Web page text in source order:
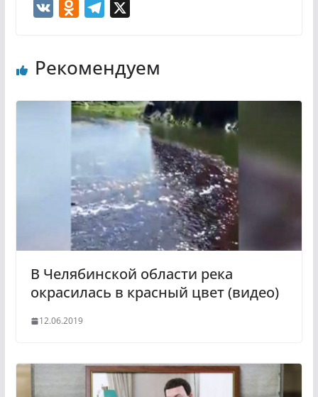
o
l
a
s
n
i
k
i
e
r
a
Рекомендуем
В Челябинской области река
окрасилась в красный цвет (видео)
12.06.2019